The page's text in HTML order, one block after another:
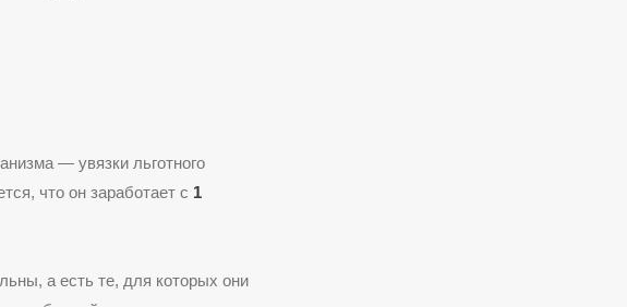
— увязки льготного
что он заработает с 1
а есть те, для которых они